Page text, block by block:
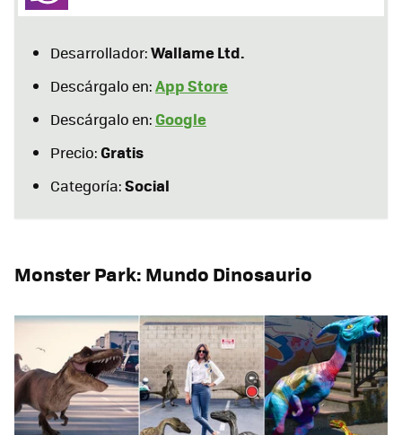
Desarrollador:Wallame Ltd.
Descárgalo en:App Store
Descárgalo en: Google
Precio:Gratis
Categoría:Social
Monster Park: Mundo Dinosaurio